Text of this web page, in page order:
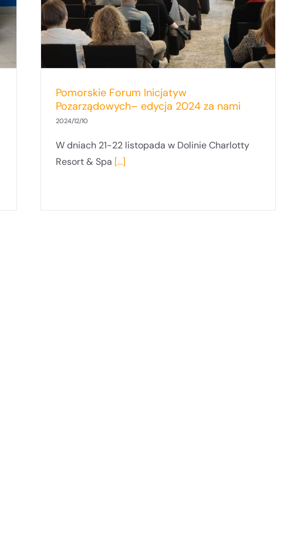
Pomorskie Forum Inicjatyw
Pozarządowych– edycja 2024 za nami
2024/12/10
W dniach 21-22 listopada w Dolinie Charlotty
Resort & Spa [...]